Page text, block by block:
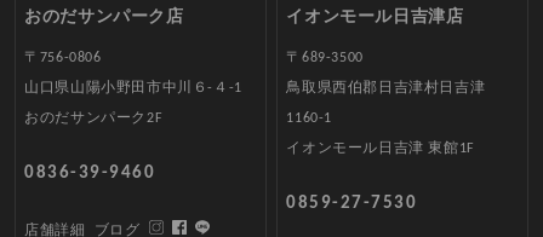
おのだサンパーク店
〒756-0806
山口県山陽小野田市中川６-４-1
おのだサンパーク2F
0836-39-9460
店舗詳細 ブログ
イオンモール日吉津店
〒689-3500
鳥取県西伯郡日吉津村日吉津
1160-1
イオンモール日吉津 東館1F
0859-27-7530